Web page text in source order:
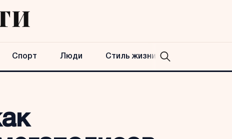
Спорт Люди Стиль жизни